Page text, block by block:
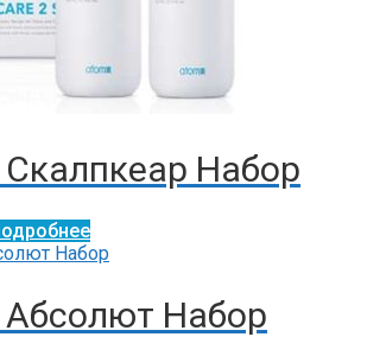
Набор
Набор